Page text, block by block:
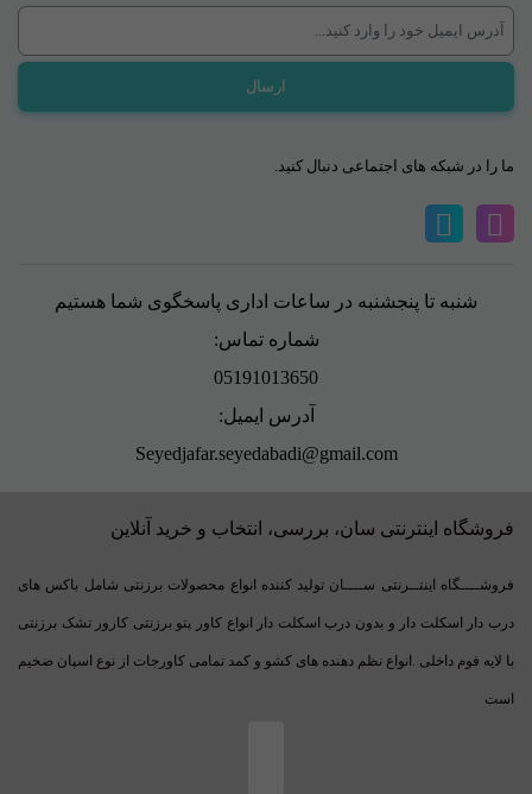
ما را در شبکه های اجتماعی دنبال کنید.
شنبه تا پنجشنبه در ساعات اداری پاسخگوی شما هستیم
شماره تماس:
05191013650
آدرس ایمیل:
Seyedjafar.seyedabadi@gmail.com
فروشگاه اینترنتی سان، بررسی، انتخاب و خرید آنلاین
فروشــــگاه اینتــرنتی ســــان تولید کننده انواع محصولات برزنتی شامل باکس های
درب دار اسکلت دار و بدون درب اسکلت دار انواع کاور پتو برزنتی کارور تشک برزنتی
با لایه فوم داخلی .انواع نظم دهنده های کشو و کمد تمامی کاورجات از نوع اسپان ضخیم
است